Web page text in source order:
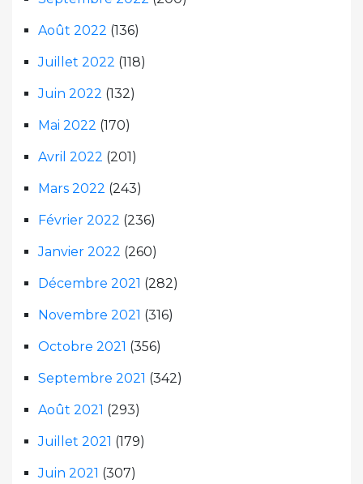
Août 2022 (136)
Juillet 2022 (118)
Juin 2022 (132)
Mai 2022 (170)
Avril 2022 (201)
Mars 2022 (243)
Février 2022 (236)
Janvier 2022 (260)
Décembre 2021 (282)
Novembre 2021 (316)
Octobre 2021 (356)
Septembre 2021 (342)
Août 2021 (293)
Juillet 2021 (179)
Juin 2021 (307)